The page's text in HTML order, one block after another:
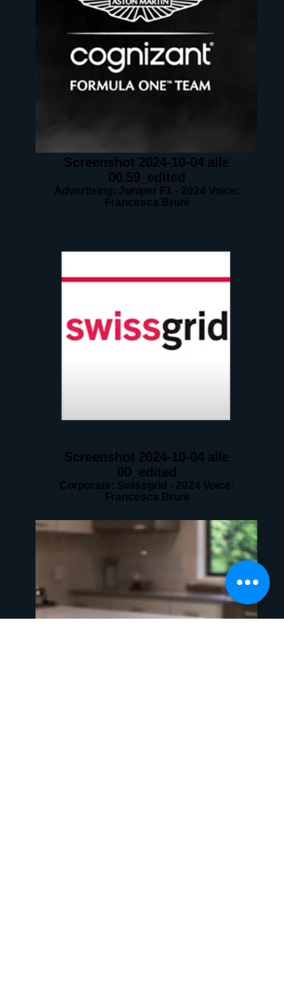
Screenshot 2024-10-04 alle
00.59_edited
Advertising: Juniper F1 - 2024 Voice:
Francesca Bruni
Screenshot 2024-10-04 alle
00_edited
Corporate: Swissgrid - 2024 Voice:
Francesca Bruni